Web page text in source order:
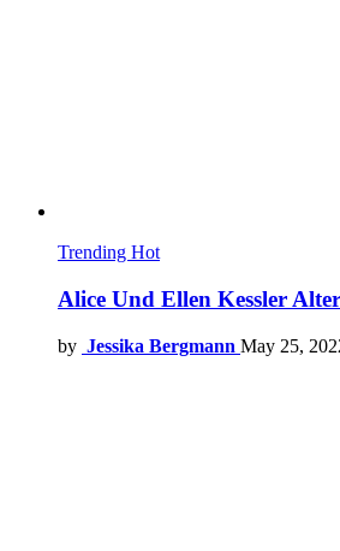
Trending Hot
Alice Und Ellen Kessler Alter
by Jessika Bergmann May 25,